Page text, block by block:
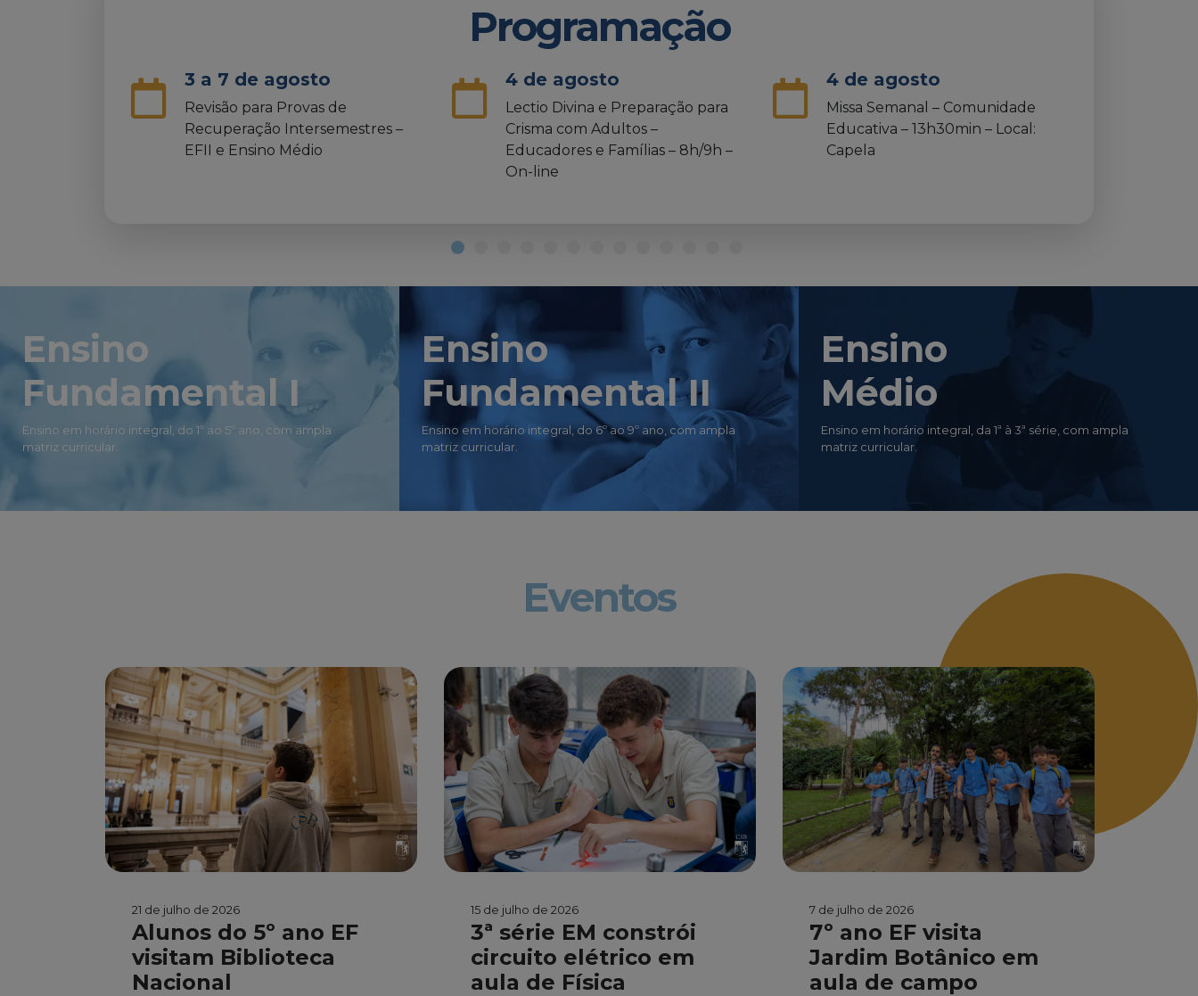
Programação
3 a 7 de agosto
Revisão para Provas de
Recuperação Intersemestres –
EFII e Ensino Médio
4 de agosto
Lectio Divina e Preparação para
Crisma com Adultos –
Educadores e Famílias – 8h/9h –
On-line
4 de agosto
Missa Semanal – Comunidade
Educativa – 13h30min – Local:
Capela
Ensino
Fundamental I
Ensino em horário integral, do 1º ao 5º ano, com ampla
matriz curricular.
Ensino
Fundamental II
Ensino em horário integral, do 6º ao 9º ano, com ampla
matriz curricular.
Ensino
Médio
Ensino em horário integral, da 1ª à 3ª série, com ampla
matriz curricular.
Eventos
21 de julho de 2026
Alunos do 5º ano EF
visitam Biblioteca
Nacional
15 de julho de 2026
3ª série EM constrói
circuito elétrico em
aula de Física
7 de julho de 2026
7º ano EF visita
Jardim Botânico em
aula de campo